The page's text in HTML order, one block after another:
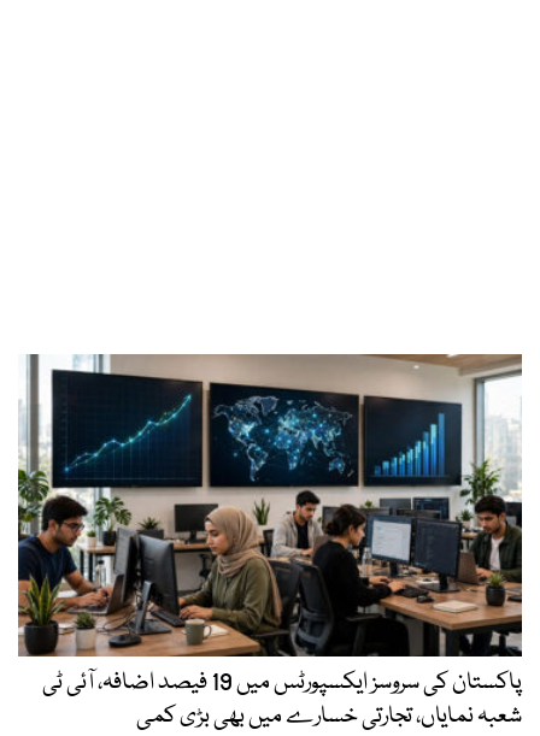
پاکستان کی سروسز ایکسپورٹس میں 19 فیصد اضافہ، آئی ٹی
شعبہ نمایاں، تجارتی خسارے میں بھی بڑی کمی